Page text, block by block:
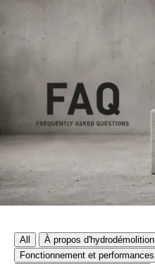
All À propos d'hydrodémolition
Fonctionnement et performances